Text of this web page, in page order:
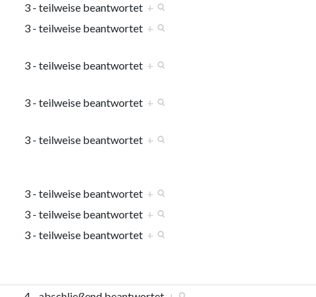
3 - teilweise beantwortet +
3 - teilweise beantwortet +
3 - teilweise beantwortet +
3 - teilweise beantwortet +
3 - teilweise beantwortet +
3 - teilweise beantwortet +
3 - teilweise beantwortet +
3 - teilweise beantwortet +